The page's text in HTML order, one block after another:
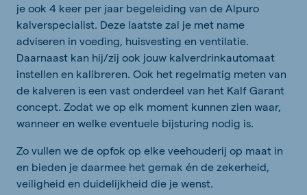
je ook 4 keer per jaar begeleiding van de Alpuro
kalverspecialist. Deze laatste zal je met name
adviseren in voeding, huisvesting en ventilatie.
Daarnaast kan hij/zij ook jouw kalverdrinkautomaat
instellen en kalibreren. Ook het regelmatig meten van
de kalveren is een vast onderdeel van het Kalf Garant
concept. Zodat we op elk moment kunnen zien waar,
wanneer en welke eventuele bijsturing nodig is.
Zo vullen we de opfok op elke veehouderij op maat in
en bieden je daarmee het gemak én de zekerheid,
veiligheid en duidelijkheid die je wenst.